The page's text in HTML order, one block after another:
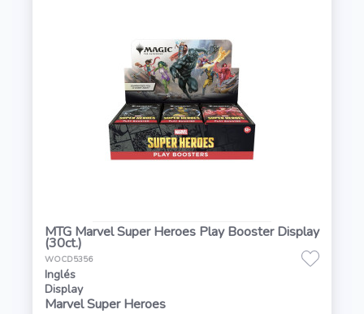
MTG Marvel Super Heroes Play Booster Display
(30ct.)
WOCD5356
Inglés
Display
Marvel Super Heroes